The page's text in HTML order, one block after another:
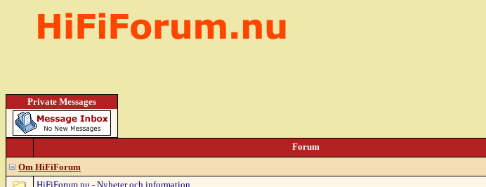
Private Messages
Forum
Om HiFiForum
HiFiForum.nu - Nyheter och information